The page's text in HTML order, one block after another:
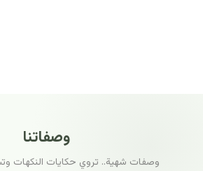
وصفاتنا
وصفات شهية.. تروي حكايات النكهات